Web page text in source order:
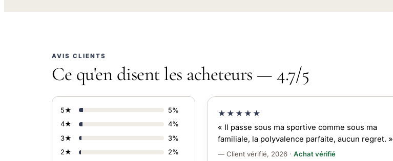
AVIS CLIENTS
Ce qu'en disent les acheteurs — 4.7/5
5★
5%
4★
4%
3★
3%
2★
2%
★★★★★
« Il passe sous ma sportive comme sous ma
familiale, la polyvalence parfaite, aucun regret. »
— Client vérifié, 2026 ·Achat vérifié